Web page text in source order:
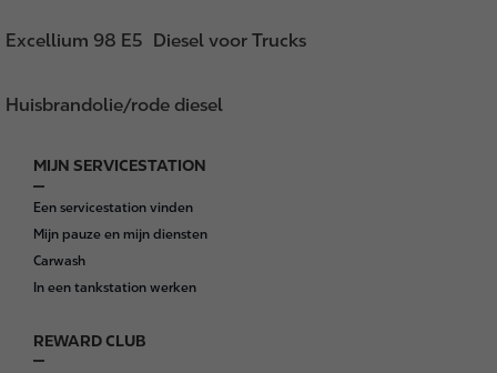
Excellium 98 E5 Diesel voor Trucks
Huisbrandolie/rode diesel
F
o
o
t
e
MIJN SERVICESTATION
Een servicestation vinden
Mijn pauze en mijn diensten
Carwash
In een tankstation werken
REWARD CLUB